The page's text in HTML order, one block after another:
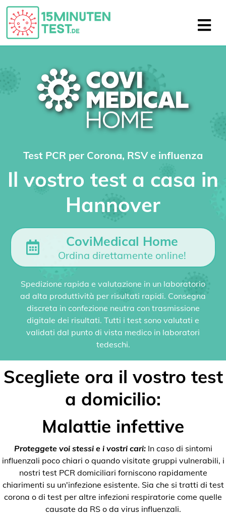
Test PCR per Corona, RSV e influenza
Il vostro test a casa in
Hannover
CoviMedical Home
Ordina direttamente online!
Spedizione rapida e valutazione in un laboratorio
ad alta produttività per risultati rapidi. Consegna
discreta in confezione neutra con trasmissione
digitale dei risultati. Tutti i test sono valutati e
validati dal punto di vista medico in laboratori
tedeschi.
Scegliete ora il vostro test
a domicilio:
Malattie infettive
Proteggete voi stessi e i vostri cari:In caso di sintomi
influenzali poco chiari o quando visitate gruppi vulnerabili, i
nostri test PCR domiciliari forniscono rapidamente
chiarimenti su un'infezione esistente. Sia che si tratti di test
corona o di test per altre infezioni respiratorie come quelle
causate da RS o da virus influenzali.